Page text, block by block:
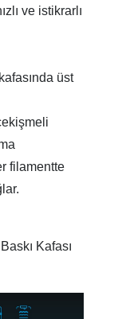
ve istikrarlı
üst
filamentte
Kafası